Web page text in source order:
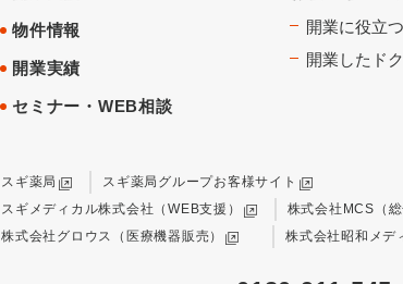
物件情報
開業実績
セミナー・WEB相談
開業に役立
開業したド
スギ薬局
スギ薬局グループお客様サイト
スギメディカル株式会社（WEB支援）
株式会社MCS（総
株式会社グロウス（医療機器販売）
株式会社昭和メデ